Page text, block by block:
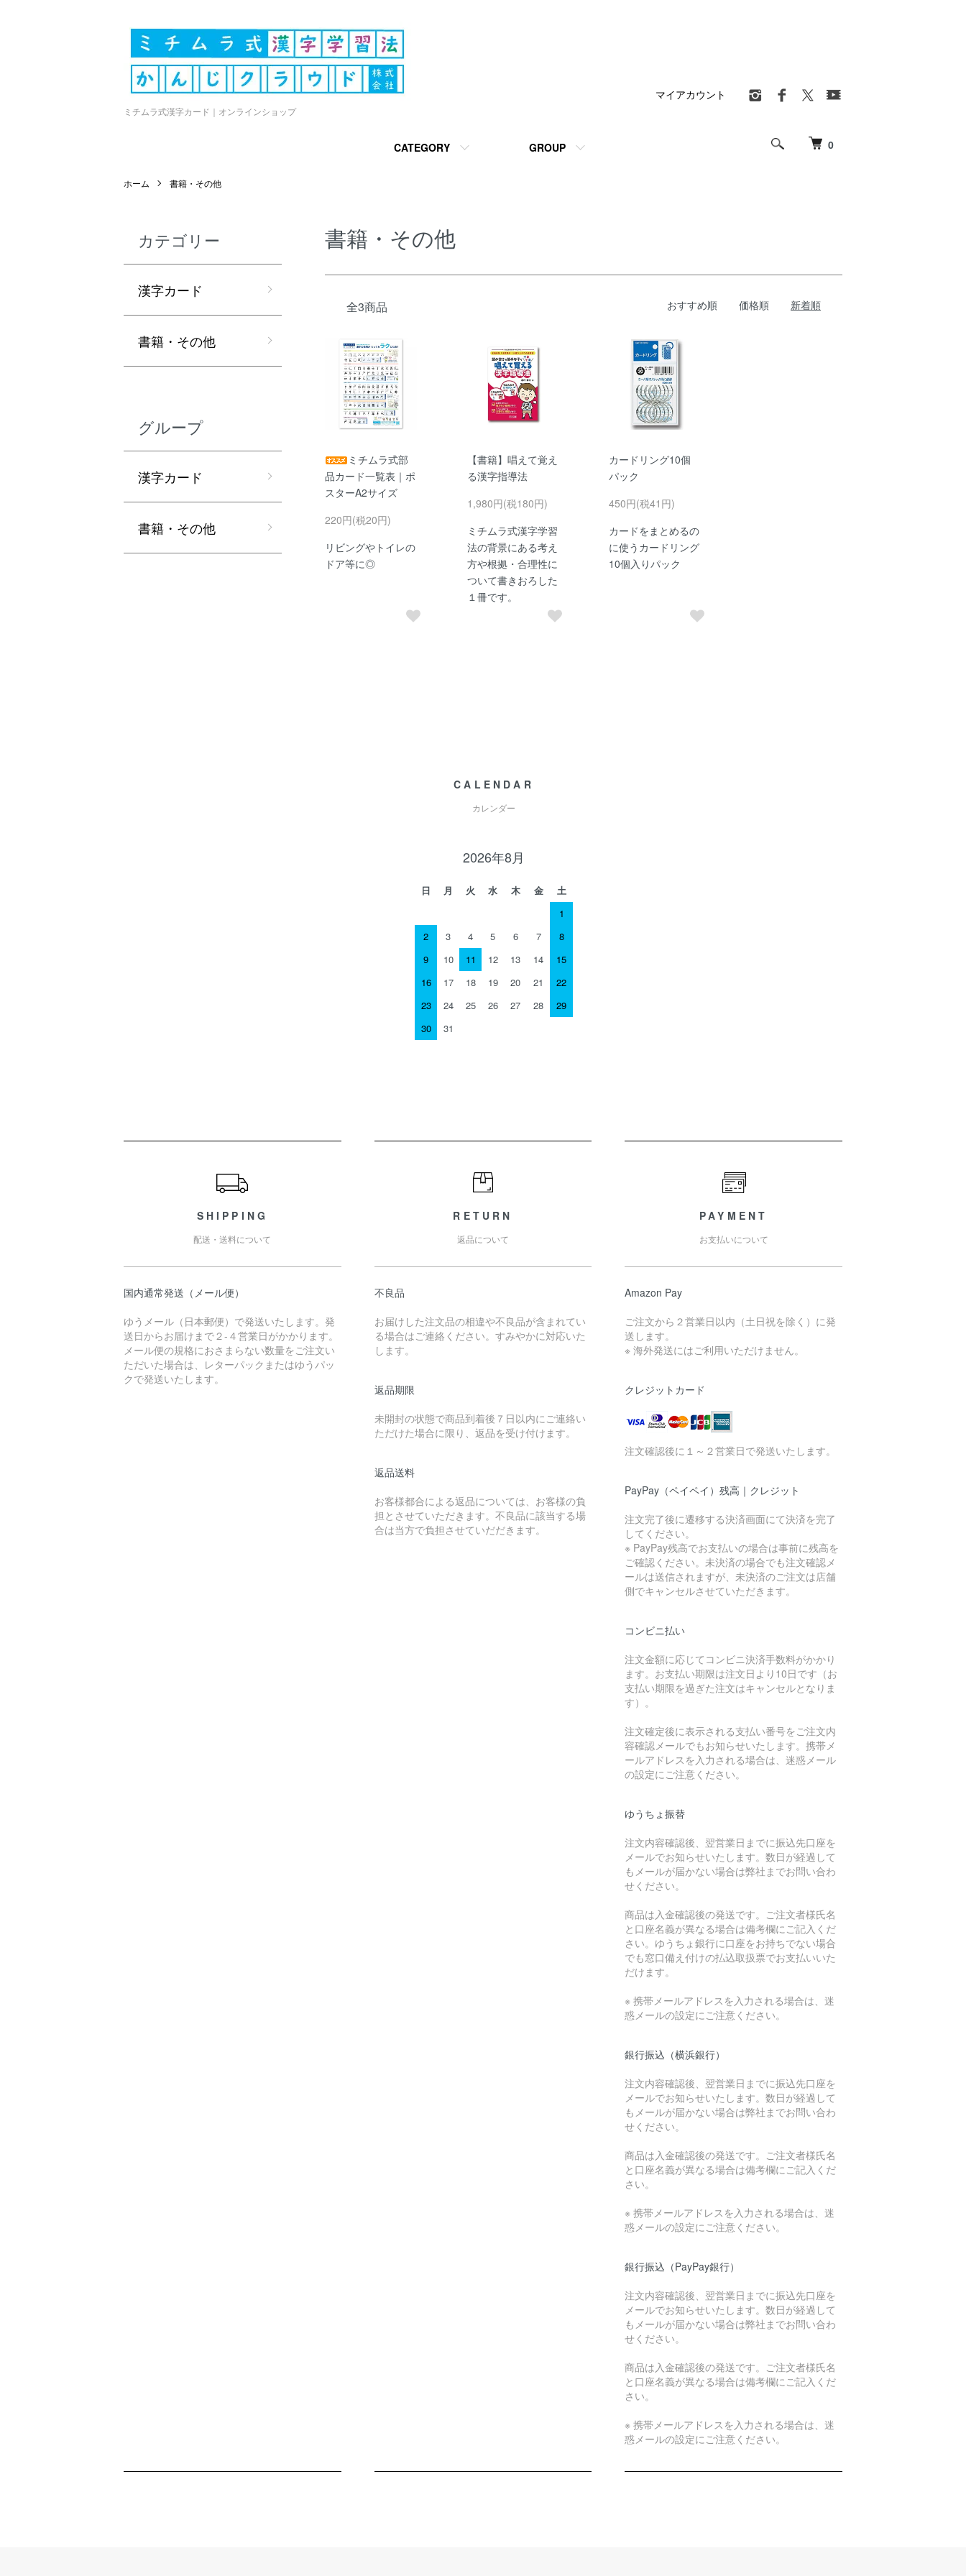
ミチムラ式漢字カード｜オンラインショップ
0
CATEGORY GROUP
マイアカウント
ホーム 書籍・その他
書籍・その他
全3商品 おすすめ順 価格順 新着順
ミチムラ式部
品カード一覧表｜ポ
スターA2サイズ
220円(税20円)
リビングやトイレの
ドア等に◎
【書籍】唱えて覚え
る漢字指導法
1,980円(税180円)
ミチムラ式漢字学習
法の背景にある考え
方や根拠・合理性に
ついて書きおろした
１冊です。
カードリング10個
パック
450円(税41円)
カードをまとめるの
に使うカードリング
10個入りパック
カテゴリー
漢字カード
書籍・その他
グループ
漢字カード
書籍・その他
CALENDAR
カレンダー
2026年8月
日 月 火 水 木 金
土
1
2
3 4 5 6 7
8
9
10 11 12 13 14
15
16
17 18 19 20 21
22
23
24 25 26 27 28
29
30
31
SHIPPING
配送・送料について
国内通常発送（メール便）
ゆうメール（日本郵便）で発送いたします。発
送日からお届けまで２-４営業日がかかります。
メール便の規格におさまらない数量をご注文い
ただいた場合は、レターパックまたはゆうパッ
クで発送いたします。
RETURN
返品について
不良品
お届けした注文品の相違や不良品が含まれてい
る場合はご連絡ください。すみやかに対応いた
します。
返品期限
未開封の状態で商品到着後７日以内にご連絡い
ただけた場合に限り、返品を受け付けます。
返品送料
お客様都合による返品については、お客様の負
担とさせていただきます。不良品に該当する場
合は当方で負担させていだだきます。
PAYMENT
お支払いについて
Amazon Pay
ご注文から２営業日以内（土日祝を除く）に発
送します。
※ 海外発送にはご利用いただけません。
クレジットカード
注文確認後に１～２営業日で発送いたします。
PayPay（ペイペイ）残高｜クレジット
注文完了後に遷移する決済画面にて決済を完了
してください。
※ PayPay残高でお支払いの場合は事前に残高を
ご確認ください。未決済の場合でも注文確認メ
ールは送信されますが、未決済のご注文は店舗
側でキャンセルさせていただきます。
コンビニ払い
注文金額に応じてコンビニ決済手数料がかかり
ます。お支払い期限は注文日より10日です（お
支払い期限を過ぎた注文はキャンセルとなりま
す）。
注文確定後に表示される支払い番号をご注文内
容確認メールでもお知らせいたします。携帯メ
ールアドレスを入力される場合は、迷惑メール
の設定にご注意ください。
ゆうちょ振替
注文内容確認後、翌営業日までに振込先口座を
メールでお知らせいたします。数日が経過して
もメールが届かない場合は弊社までお問い合わ
せください。
商品は入金確認後の発送です。ご注文者様氏名
と口座名義が異なる場合は備考欄にご記入くだ
さい。ゆうちょ銀行に口座をお持ちでない場合
でも窓口備え付けの払込取扱票でお支払いいた
だけます。
※ 携帯メールアドレスを入力される場合は、迷
惑メールの設定にご注意ください。
銀行振込（横浜銀行）
注文内容確認後、翌営業日までに振込先口座を
メールでお知らせいたします。数日が経過して
もメールが届かない場合は弊社までお問い合わ
せください。
商品は入金確認後の発送です。ご注文者様氏名
と口座名義が異なる場合は備考欄にご記入くだ
さい。
※ 携帯メールアドレスを入力される場合は、迷
惑メールの設定にご注意ください。
銀行振込（PayPay銀行）
注文内容確認後、翌営業日までに振込先口座を
メールでお知らせいたします。数日が経過して
もメールが届かない場合は弊社までお問い合わ
せください。
商品は入金確認後の発送です。ご注文者様氏名
と口座名義が異なる場合は備考欄にご記入くだ
さい。
※ 携帯メールアドレスを入力される場合は、迷
惑メールの設定にご注意ください。